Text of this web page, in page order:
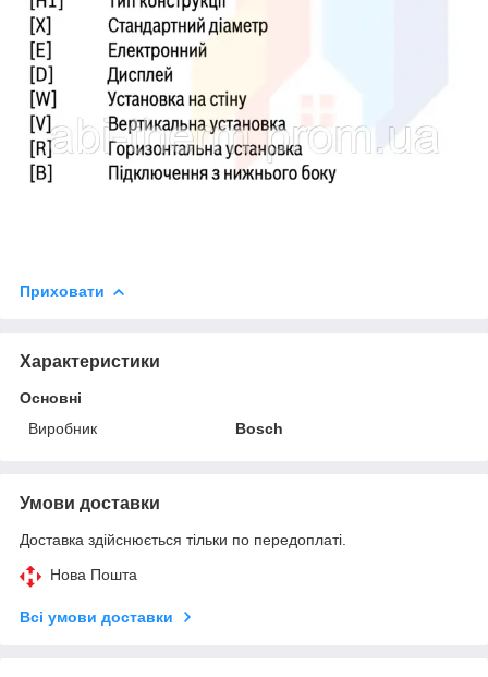
Приховати
Характеристики
Основні
Виробник
Bosch
Умови доставки
Доставка здійснюється тільки по передоплаті.
Нова Пошта
Всі умови доставки